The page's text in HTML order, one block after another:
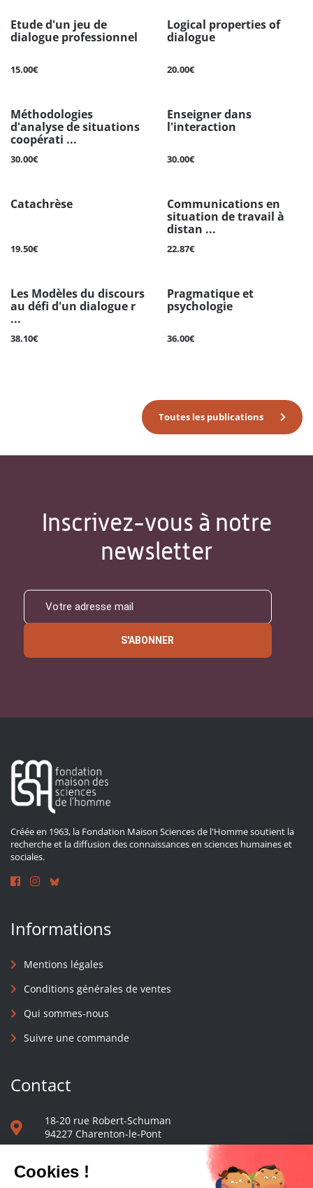
Etude d'un jeu de
dialogue professionnel
15.00€
Logical properties of
dialogue
20.00€
Méthodologies
d'analyse de situations
coopérati ...
30.00€
Enseigner dans
l'interaction
30.00€
Catachrèse
19.50€
Communications en
situation de travail à
distan ...
22.87€
Les Modèles du discours
au défi d'un dialogue r
...
38.10€
Pragmatique et
psychologie
36.00€
Toutes les publications
Inscrivez-vous à notre
newsletter
S'ABONNER
Créée en 1963, la Fondation Maison Sciences de l'Homme soutient la
recherche et la diffusion des connaissances en sciences humaines et
sociales.
Informations
Mentions légales
Conditions générales de ventes
Qui sommes-nous
Suivre une commande
Contact
18-20 rue Robert-Schuman
94227 Charenton-le-Pont